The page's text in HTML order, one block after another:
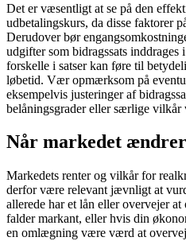
Det er væsentligt at se på den
udbetalingskurs, da disse faktorer
Derudover bør
udgifter som bidragssats inddrages
forskelle i satser kan føre til
løbetid. Vær opmærksom på
eksempelvis justeringer af
belåningsgrader eller særlige vilkår
Når markedet
Markedets renter og vilkår for
derfor være relevant jævnligt at
allerede har et lån eller overvejer
falder markant, eller hvis din
en omlægning være værd at